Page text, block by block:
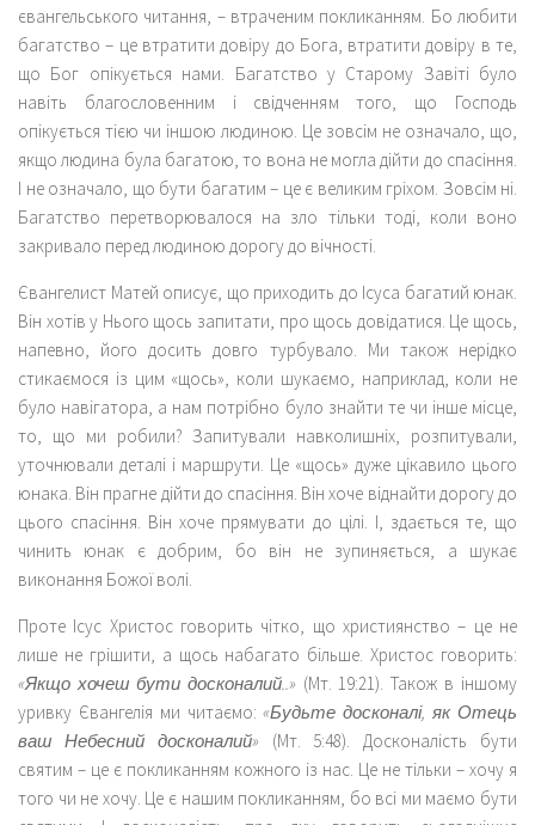
євангельського читання, – втраченим покликанням. Бо любити
багатство – це втратити довіру до Бога, втратити довіру в те,
що Бог опікується нами. Багатство у Старому Завіті було
навіть благословенним і свідченням того, що Господь
опікується тією чи іншою людиною. Це зовсім не означало, що,
якщо людина була багатою, то вона не могла дійти до спасіння.
І не означало, що бути багатим – це є великим гріхом. Зовсім ні.
Багатство перетворювалося на зло тільки тоді, коли воно
закривало перед людиною дорогу до вічності.
Євангелист Матей описує, що приходить до Ісуса багатий юнак.
Він хотів у Нього щось запитати, про щось довідатися. Це щось,
напевно, його досить довго турбувало. Ми також нерідко
стикаємося із цим «щось», коли шукаємо, наприклад, коли не
було навігатора, а нам потрібно було знайти те чи інше місце,
то, що ми робили? Запитували навколишніх, розпитували,
уточнювали деталі і маршрути. Це «щось» дуже цікавило цього
юнака. Він прагне дійти до спасіння. Він хоче віднайти дорогу до
цього спасіння. Він хоче прямувати до цілі. І, здається те, що
чинить юнак є добрим, бо він не зупиняється, а шукає
виконання Божої волі.
Проте Ісус Христос говорить чітко, що християнство – це не
лише не грішити, а щось набагато більше. Христос говорить:
«Якщо хочеш бути досконалий..» (Мт. 19:21). Також в іншому
уривку Євангелія ми читаємо:«Будьте досконалі, як Отець
ваш Небесний досконалий» (Мт. 5:48). Досконалість бути
святим – це є покликанням кожного із нас. Це не тільки – хочу я
того чи не хочу. Це є нашим покликанням, бо всі ми маємо бути